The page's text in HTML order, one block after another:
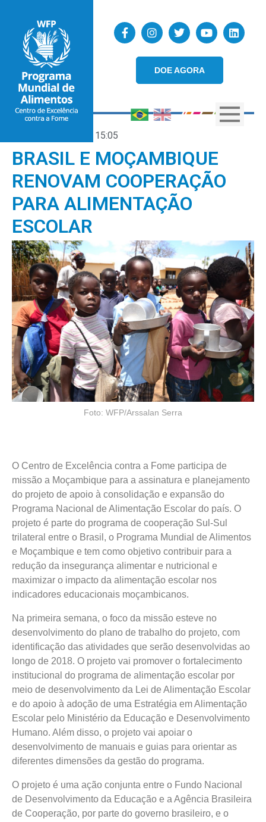
DOE AGORA
15:05
BRASIL E MOÇAMBIQUE
RENOVAM COOPERAÇÃO
PARA ALIMENTAÇÃO
ESCOLAR
Foto: WFP/Arssalan Serra
O Centro de Excelência contra a Fome participa de
missão a Moçambique para a assinatura e planejamento
do projeto de apoio à consolidação e expansão do
Programa Nacional de Alimentação Escolar do país. O
projeto é parte do programa de cooperação Sul-Sul
trilateral entre o Brasil, o Programa Mundial de Alimentos
e Moçambique e tem como objetivo contribuir para a
redução da insegurança alimentar e nutricional e
maximizar o impacto da alimentação escolar nos
indicadores educacionais moçambicanos.
Na primeira semana, o foco da missão esteve no
desenvolvimento do plano de trabalho do projeto, com
identificação das atividades que serão desenvolvidas ao
longo de 2018. O projeto vai promover o fortalecimento
institucional do programa de alimentação escolar por
meio de desenvolvimento da Lei de Alimentação Escolar
e do apoio à adoção de uma Estratégia em Alimentação
Escolar pelo Ministério da Educação e Desenvolvimento
Humano. Além disso, o projeto vai apoiar o
desenvolvimento de manuais e guias para orientar as
diferentes dimensões da gestão do programa.
O projeto é uma ação conjunta entre o Fundo Nacional
de Desenvolvimento da Educação e a Agência Brasileira
de Cooperação, por parte do governo brasileiro, e o